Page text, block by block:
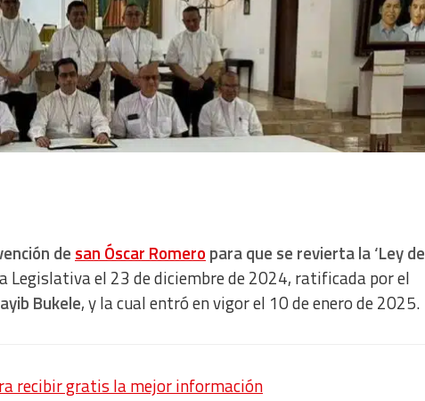
de san Óscar Romero para que se revierta la ‘Ley de
Legislativa el 23 de diciembre de 2024, ratificada por el
Bukele, y la cual entró en vigor el 10 de enero de 2025.
recibir gratis la mejor información